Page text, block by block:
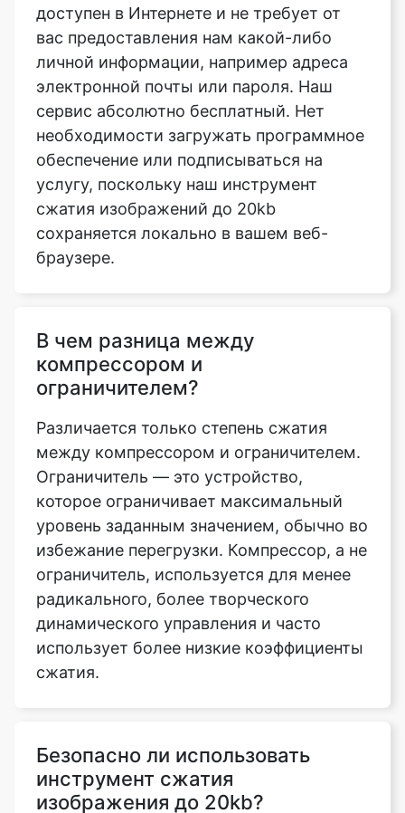
электронной почты или пароля. Наш
сервис абсолютно бесплатный. Нет
необходимости загружать программное
обеспечение или подписываться на
услугу, поскольку наш инструмент
сжатия изображений до 20kb
сохраняется локально в вашем веб-
браузере.
В чем разница между
Различается только степень сжатия
между компрессором и ограничителем.
Ограничитель — это устройство,
которое ограничивает максимальный
уровень заданным значением, обычно во
избежание перегрузки. Компрессор, а не
ограничитель, используется для менее
радикального, более творческого
динамического управления и часто
использует более низкие коэффициенты
сжатия.
Безопасно ли использовать
Да, предоставление нам доступа к
вашему диску абсолютно безопасно. Мы